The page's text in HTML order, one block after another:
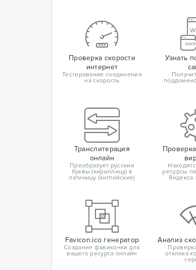
Проверка скорости
интернет
Тестирование соединения
на скорость
Узнать
Транслитерация
онлайн
Преобразует русские
буквы (кириллицу) в
латиницу (английские)
ресурсы
Яндекса
Favicon.ico генератор
Создание фавиконки для
вашего ресурса онлайн
Анализ
отклика